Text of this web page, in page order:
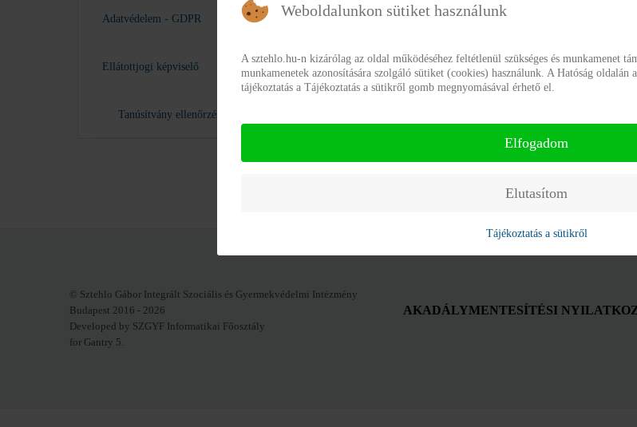
Adatvédelem - GDPR
Ellátottjogi képviselő
Tanúsítvány ellenőrzés
3.8 Sztehlo_Közbeszerzési terv_2025.pdf
© Sztehlo Gábor Integrált Szociális és Gyermekvédelmi Intézmény
Budapest 2016 - 2026
Developed by SZGYF Informatikai Főosztály
for Gantry 5.
AKADÁLYMENTESÍTÉSI
Weboldalunkon sütiket használunk
A sztehlo.hu-n kizárólag az oldal működéséhez feltétlenül szükséges és munkamenet
munkamenetek azonosítására szolgáló sütiket (cookies) használunk. A Hatóság
tájékoztatás a Tájékoztatás a sütikről gomb megnyomásával érhető el.
Elfogadom
Elutasítom
Tájékoztatás a sütikről